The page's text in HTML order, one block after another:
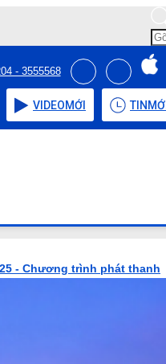
- 3555568
VIDEOMỚI TIN MỚI
- Chương trình phát thanh